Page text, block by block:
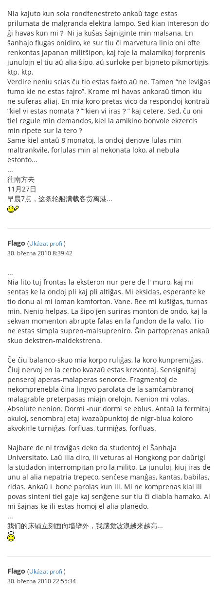
Nia kajuto kun sola rondfenestreto ankaŭ tage estas
prilumata de malgranda elektra lampo. Sed kian intereson do
ĝi havas kun mi？ Ni ja kuŝas ŝajniginte min malsana. En
ŝanhajo flugas onidiro, ke sur tiu ĉi marvetura linio oni ofte
renkontas japanan militŝipon, kaj foje la malamikoj forprenis
junulojn el tiu aŭ alia ŝipo, aŭ surloke per bjoneto pikmortigis,
ktp. ktp.
Verdire neniu scias ĉu tio estas fakto aŭ ne. Tamen “ne leviĝas
fumo kie ne estas fajro”. Krome mi havas ankoraŭ timon kiu
ne suferas aliaj. En mia koro pretas vico da respondoj kontraŭ
“kiel vi estas nomata？”“kien vi iras？” kaj cetere. Sed, ĉu oni
tiel regule min demandos, kiel la amikino bonvole ekzercis
min ripete sur la tero？
Same kiel antaŭ 8 monatoj, la ondoj denove lulas min
maltrankvile, forlulas min al nekonata loko, al nebula
estonto...
...
往南方去
11月27日
早晨7点，这条轮船满载客货离港...
Flago (Ukázat profil)
30. března 2010 8:39:42
...
Nia lito tuj frontas la eksteron nur pere de l' muro, kaj mi
sentas ke la ondoj pli kaj pli altiĝas. Mi eksidas, esperante ke
tio donu al mi ioman komforton. Vane. Ree mi kuŝiĝas, turnas
min. Nenio helpas. La ŝipo jen suriras monton de ondo, kaj la
sekvan momenton abrupte falas en la fundon de la valo. Tio
ne estas simpla supren-malsupreniro. Ĝin partoprenas ankaŭ
skuo dekstren-maldekstrena.
Ĉe ĉiu balanco-skuo mia korpo ruliĝas, la koro kunpremiĝas.
Ĉiuj nervoj en la cerbo kvazaŭ estas krevontaj. Sensignifaj
penseroj aperas-malaperas senorde. Fragmentoj de
nekomprenebla ĉina lingvo parolata de la samĉambranoj
malagrable preterpasas miajn orelojn. Nenion mi volas.
Absolute nenion. Dormi -nur dormi se eblus. Antaŭ la fermitaj
okuloj, senombraj etaj kvazaŭpunktoj de nigr-blua koloro
akvokirle turniĝas, forfluas, turmiĝas, forfluas.
Najbare de ni troviĝas deko da studentoj el Ŝanhaja
Universitato. Laŭ ilia diro, ili veturas al Hongkong por daŭrigi
la studadon interrompitan pro la milito. La junuloj, kiuj iras de
unu al alia nepatria trepeco, senĉese manĝas, kantas, babilas,
ridas. Ankaŭ L bone parolas kun ili. Mi ne komprenas kial ili
povas sinteni tiel gaje kaj senĝene sur tiu ĉi diabla hamako. Al
mi ŝajnas ke ili estas homoj el alia planedo.
...
我们的床铺立刻面向墙壁外，我感觉波浪越来越高...
Flago (Ukázat profil)
30. března 2010 22:55:34